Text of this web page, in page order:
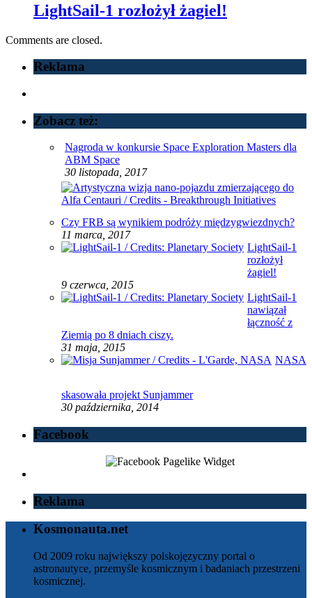
LightSail-1 rozłożył żagiel!
Comments are closed.
Reklama
Zobacz też:
Nagroda w konkursie Space Exploration Masters dla
ABM Space
30 listopada, 2017
Czy FRB są wynikiem podróży międzygwiezdnych?
11 marca, 2017
LightSail-1
rozłożył
żagiel!
9 czerwca, 2015
LightSail-1
nawiązał
łączność z
Ziemią po 8 dniach ciszy.
31 maja, 2015
NASA
skasowała projekt Sunjammer
30 października, 2014
Facebook
Reklama
Kosmonauta.net
Od 2009 roku największy polskojęzyczny portal o
astronautyce, przemyśle kosmicznym i badaniach przestrzeni
kosmicznej.